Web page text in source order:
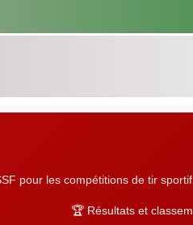
pour les compétitions de tir sportif.
🏆 Résultats et